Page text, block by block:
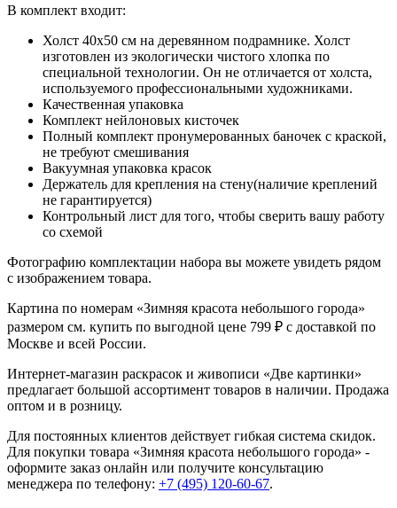
В комплект входит:
Холст 40x50 см на деревянном подрамнике. Холст
изготовлен из экологически чистого хлопка по
специальной технологии. Он не отличается от холста,
используемого профессиональными художниками.
Качественная упаковка
Комплект нейлоновых кисточек
Полный комплект пронумерованных баночек с краской,
не требуют смешивания
Вакуумная упаковка красок
Держатель для крепления на стену(наличие креплений
не гарантируется)
Контрольный лист для того, чтобы сверить вашу работу
со схемой
Фотографию комплектации набора вы можете увидеть рядом
с изображением товара.
Картина по номерам «Зимняя красота небольшого города»
размером см. купить по выгодной цене 799 ₽ с доставкой по
Москве и всей России.
Интернет-магазин раскрасок и живописи «Две картинки»
предлагает большой ассортимент товаров в наличии. Продажа
оптом и в розницу.
Для постоянных клиентов действует гибкая система скидок.
Для покупки товара «Зимняя красота небольшого города» -
оформите заказ онлайн или получите консультацию
менеджера по телефону: +7 (495) 120-60-67.